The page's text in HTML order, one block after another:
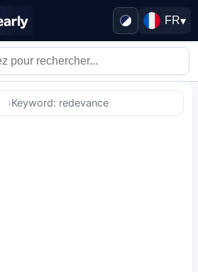
FR▾
Keyword: redevance